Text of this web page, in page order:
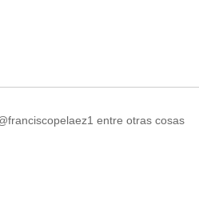
entre otras cosas